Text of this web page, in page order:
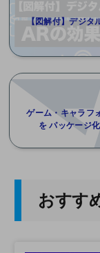
【図解付】デジタ
ゲーム・キャラフ
を パッケージ
おすす